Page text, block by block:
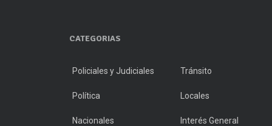
CATEGORIAS
Policiales y Judiciales Tránsito
Política Locales
Nacionales Interés General